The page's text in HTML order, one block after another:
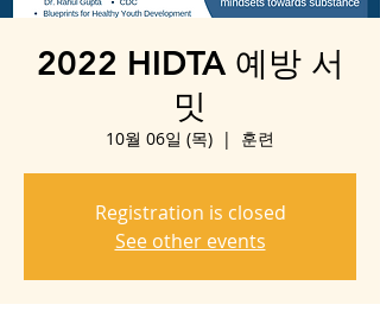
2022 HIDTA 예방 서
밋
10월 06일 (목)
  |
훈련
Registration is closed
See other events